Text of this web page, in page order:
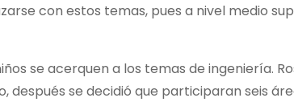
con estos temas, pues a nivel medio
se acerquen a los temas de ingeniería.
después se decidió que participaran seis